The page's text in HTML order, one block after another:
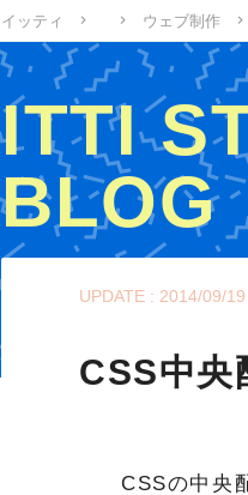
イッティ ウェブ制作
ITTI
BLOG
UPDATE : 2014/09/19
CSS中央
CSSの中央